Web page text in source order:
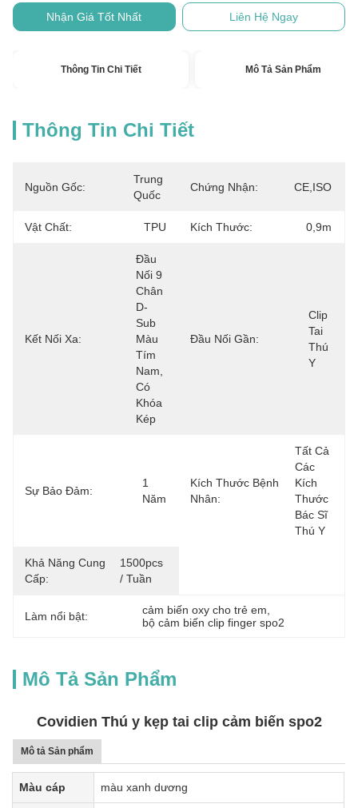
Nhận Giá Tốt Nhất Liên Hệ Ngay
Thông Tin Chi Tiết Mô Tả Sản Phẩm
Thông Tin Chi Tiết
Nguồn Gốc:
Trung
Quốc
Chứng Nhận: CE,ISO
Vật Chất: TPU Kích Thước: 0,9m
Kết Nối Xa:
Đầu
Nối 9
Chân
D-
Sub
Màu
Tím
Nam,
Có
Khóa
Kép
Đầu Nối Gần:
Clip
Tai
Thú
Y
Sự Bảo Đảm:
1
Năm
Kích Thước Bệnh
Nhân:
Tất Cả
Các
Kích
Thước
Bác Sĩ
Thú Y
Khả Năng Cung
Cấp:
1500pcs
/ Tuần
Làm nổi bật: cảm biến oxy cho trẻ em
bộ cảm biến clip finger spo2
Mô Tả Sản Phẩm
Covidien Thú y kẹp tai clip cảm biến spo2
Mô tả Sản phẩm
Màu cáp màu xanh dương